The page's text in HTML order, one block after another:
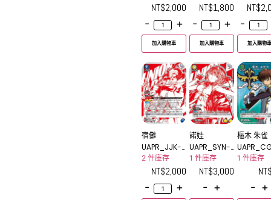
NT$2,000
-
+
加入購物車
NT$1,800
-
+
加入購物車
NT$
-
加入購物車
宿儺
UAPR_JJK-3
-015UR
2 件庫存
NT$2,000
-
+
諾娃
UAPR_SYN-1
-003UR
1 件庫存
NT$3,000
- +
樞木 朱雀
1-035R
1 件庫存
- +